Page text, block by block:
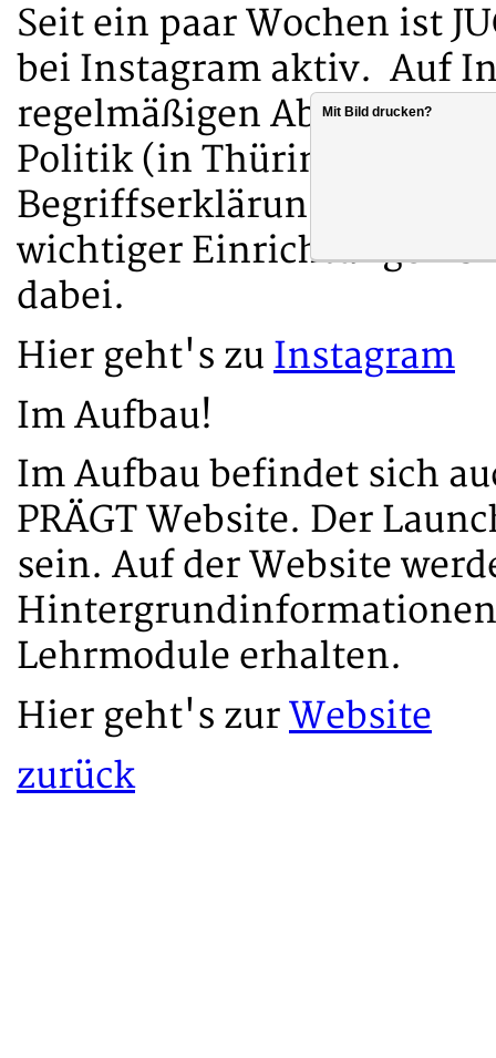
Seit ein paar Wochen ist
bei Instagram aktiv. Auf
regelmäßigen Abständen
Politik (in Thüringen) -
Begriffserklärungen über
wichtiger Einrichtungen
dabei.
Hier geht's zu Instagram
Im Aufbau!
Im Aufbau befindet sich
PRÄGT Website. Der
sein. Auf der Website
Lehrmodule erhalten.
Hier geht's zur Website
zurück
Mit Bild drucken?